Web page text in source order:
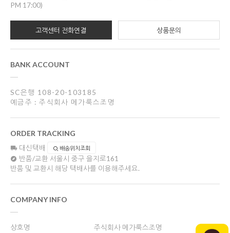
PM 17:00)
고객센터 전화연결 상품문의
BANK ACCOUNT
SC은행 108-20-103185
예금주 : 주식회사 메가룩스조명
ORDER TRACKING
대신택배 배송위치조회
반품/교환 서울시 중구 을지로161
반품 및 교환시 해당 택배사를 이용해주세요.
COMPANY INFO
상호명
주식회사 메가룩스조명